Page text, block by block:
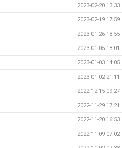
2023-02-20 13:33
2023-02-19 17:59
2023-01-26 18:55
2023-01-05 18:01
2023-01-03 14:05
2023-01-02 21:11
2022-12-15 09:27
2022-11-29 17:21
2022-11-20 16:53
2022-11-09 07:02